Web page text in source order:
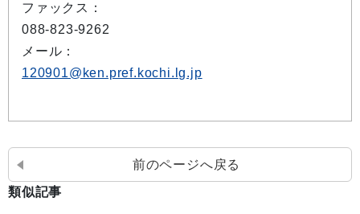
ファックス：
088-823-9262
メール：
120901@ken.pref.kochi.lg.jp
前のページへ戻る
類似記事